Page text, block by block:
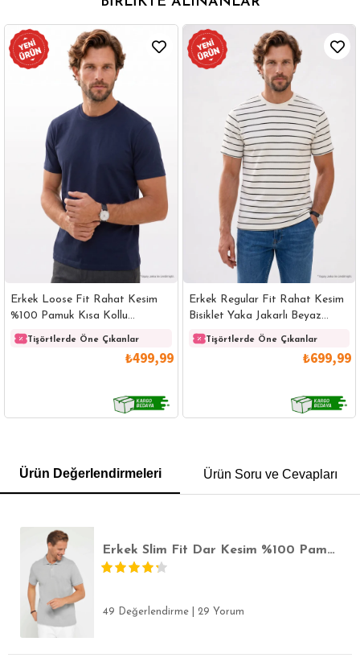
Erkek Loose Fit Rahat Kesim
%100 Pamuk Kısa Kollu
Lacivert Bisiklet Yaka Tişört
Tişörtlerde Öne Çıkanlar
₺499,99
Erkek Regular Fit Rahat Kesim
Bisiklet Yaka Jakarlı Beyaz
Üzeri Siyah Çizgili Tişört
Tişörtlerde Öne Çıkanlar
₺699,99
POLO YAKA T-SHIRT KEMER BOXER
Ürün Değerlendirmeleri Ürün Soru ve Cevapları
Erkek Slim Fit Dar Kesim %100 Pamuk Düz Pike Gri Polo Yaka Tişört
49 Değerlendirme 29 Yorum